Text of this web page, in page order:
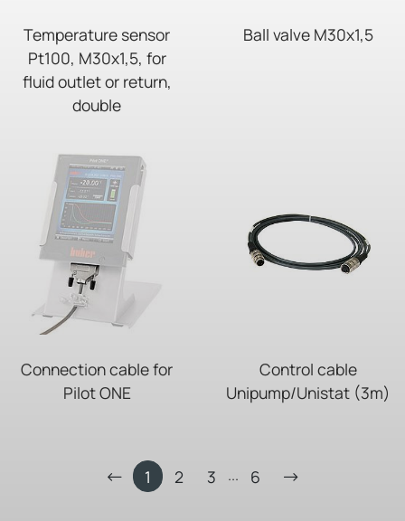
Temperature sensor
Pt100, M30x1,5, for
fluid outlet or return,
double
Ball valve M30x1,5
Connection cable for
Pilot ONE
Control cable
Unipump/Unistat (3m)
1 2 3 ... 6